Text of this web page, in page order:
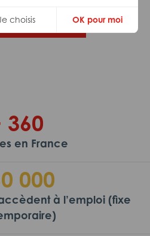
choisis OK pour moi
job Adéquat !
360
en France
000
à l’emploi (fixe